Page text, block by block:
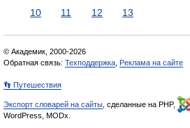
10
11 12 13
© Академик, 2000-2026
Обратная связь: Техподдержка Реклама на сайте
👣 Путешествия
Экспорт словарей на сайты , сделанные на PHP,
WordPress, MODx.